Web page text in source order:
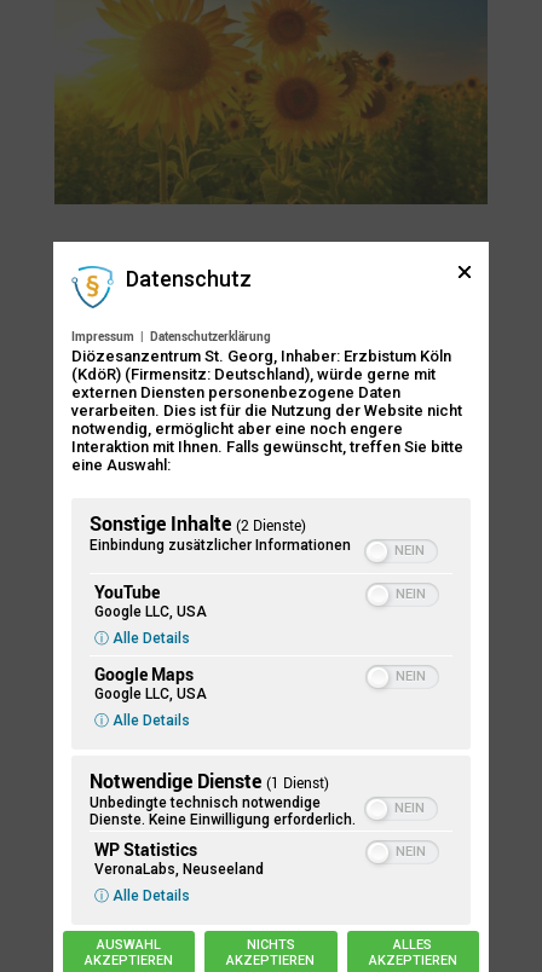
Sommerfest am 12. Juli 2026
Juni 23, 2026|Kirchenjahr & Begegnung
© denis Wir laden herzlich ein … … zum
Sommerfest am 12. Juli. Den Tag beginnen wir
mit einer Integrativen Messe bei uns in St.
Georg und werden danach mit dem CBT-
Wohnheim an St. Georg gemeinsam feiern. Im
das leibliche Wohl...
Fronleichnam 2026 in St. Georg
Begegnung
Datenschutz
Impressum | Datenschutzerklärung
Diözesanzentrum St. Georg, Inhaber: Erzbistum Köln
(KdöR) (Firmensitz: Deutschland), würde gerne mit
externen Diensten personenbezogene Daten
verarbeiten. Dies ist für die Nutzung der Website nicht
notwendig, ermöglicht aber eine noch engere
Interaktion mit Ihnen. Falls gewünscht, treffen Sie bitte
eine Auswahl:
Sonstige Inhalte (2 Dienste)
Einbindung zusätzlicher Informationen
YouTube
Google LLC, USA
ⓘ Alle Details
Google Maps
Google LLC, USA
ⓘ Alle Details
Notwendige Dienste (1 Dienst)
Unbedingte technisch notwendige
Dienste. Keine Einwilligung erforderlich.
WP Statistics
VeronaLabs, Neuseeland
ⓘ Alle Details
AUSWAHL
AKZEPTIEREN
NICHTS
AKZEPTIEREN
ALLES
AKZEPTIEREN